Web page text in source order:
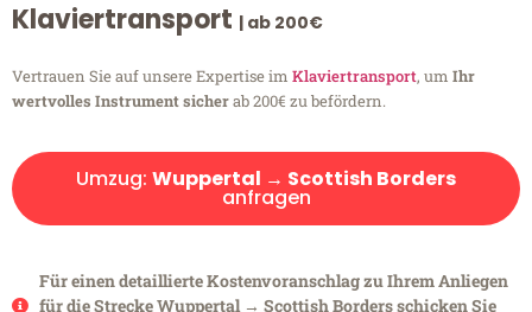
Klaviertransport | ab 200€
Vertrauen Sie auf unsere Expertise im Klaviertransport, um Ihr
wertvolles Instrument sicherab 200€ zu befördern.
Umzug: Wuppertal → Scottish Borders
anfragen
Für einen detaillierte Kostenvoranschlag zu Ihrem Anliegen
für die Strecke Wuppertal → Scottish Borders schicken Sie